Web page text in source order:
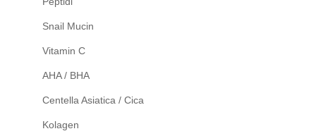
Snail Mucin
Vitamin C
AHA / BHA
Centella Asiatica / Cica
Kolagen